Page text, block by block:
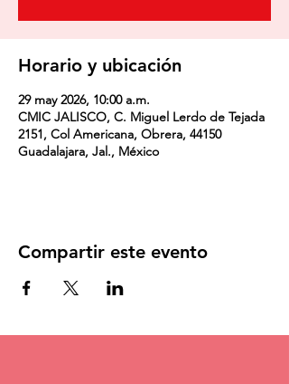
Horario y ubicación
29 may 2026, 10:00 a.m.
CMIC JALISCO, C. Miguel Lerdo de Tejada
2151, Col Americana, Obrera, 44150
Guadalajara, Jal., México
Compartir este evento